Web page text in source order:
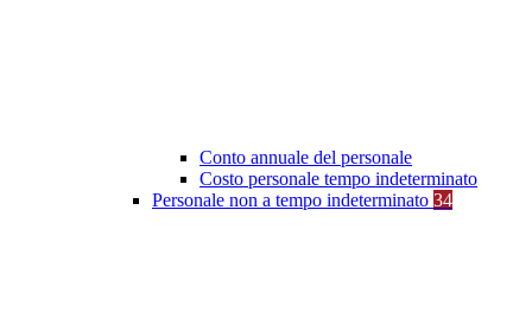
Conto annuale del personale
Costo personale tempo indeterminato
Personale non a tempo indeterminato 34